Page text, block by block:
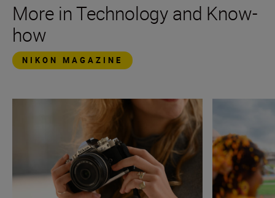
More in Technology and Know-
how
NIKON MAGAZINE